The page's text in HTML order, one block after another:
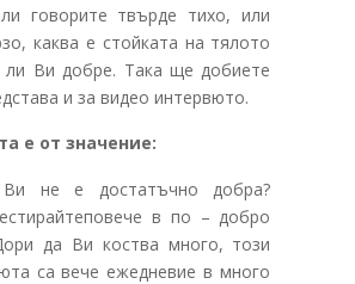
говорите твърде тихо, или
каква е стойката на тялото
Ви добре. Така ще добиете
и за видео интервюто.
е от значение:
Ви не е достатъчно добра?
в по – добро
да Ви коства много, този
са вече ежедневие в много